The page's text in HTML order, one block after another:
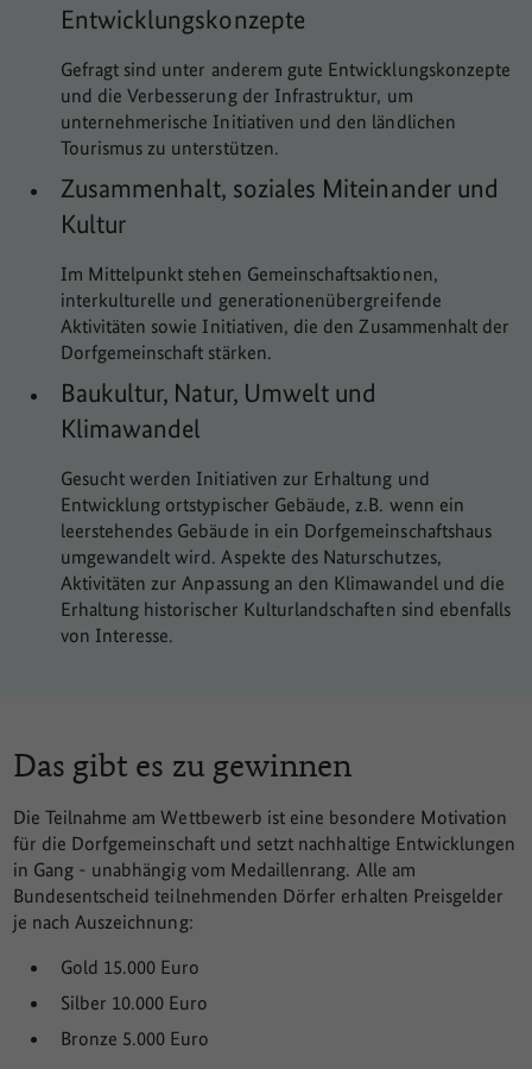
Entwicklungskonzepte
Gefragt sind unter anderem gute Entwicklungskonzepte
und die Verbesserung der Infrastruktur, um
unternehmerische Initiativen und den ländlichen
Tourismus zu unterstützen.
Zusammenhalt, soziales Miteinander und
Kultur
Im Mittelpunkt stehen Gemeinschaftsaktionen,
interkulturelle und generationenübergreifende
Aktivitäten sowie Initiativen, die den Zusammenhalt der
Dorfgemeinschaft stärken.
Baukultur, Natur, Umwelt und
Klimawandel
Gesucht werden Initiativen zur Erhaltung und
Entwicklung ortstypischer Gebäude, z.B. wenn ein
leerstehendes Gebäude in ein Dorfgemeinschaftshaus
umgewandelt wird. Aspekte des Naturschutzes,
Aktivitäten zur Anpassung an den Klimawandel und die
Erhaltung historischer Kulturlandschaften sind ebenfalls
von Interesse.
Das gibt es zu gewinnen
Die Teilnahme am Wettbewerb ist eine besondere Motivation
für die Dorfgemeinschaft und setzt nachhaltige Entwicklungen
in Gang - unabhängig vom Medaillenrang. Alle am
Bundesentscheid teilnehmenden Dörfer erhalten Preisgelder
je nach Auszeichnung:
Gold 15.000 Euro
Silber 10.000 Euro
Bronze 5.000 Euro